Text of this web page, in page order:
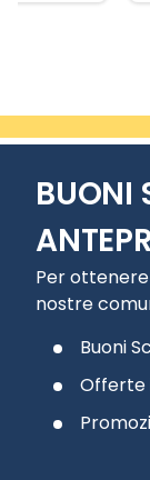
BUONI
Per
nostre
Buoni
Offerte